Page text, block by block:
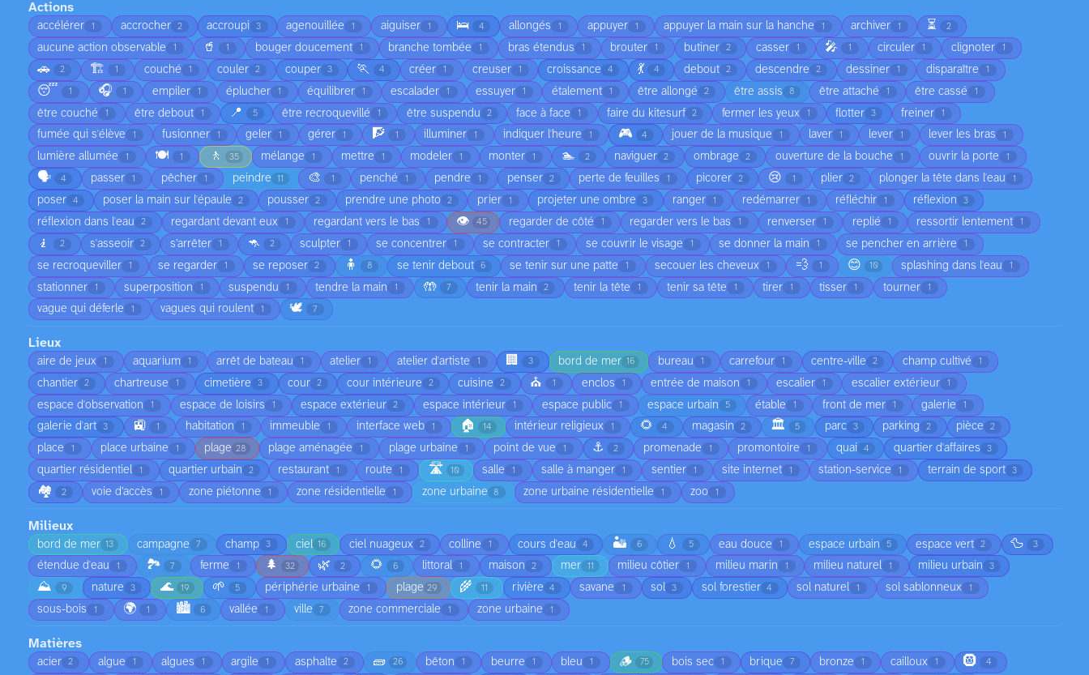
Actions
accélérer 1 accrocher 2 accroupi 3 agenouillée 1 aiguiser 1 🛌 4 allongés 1 appuyer 1 appuyer la main sur la hanche 1 archiver 1 ⏳ 2
aucune action observable 1 🥤 1 bouger doucement 1 branche tombée 1 bras étendus 1 brouter 1 butiner 2 casser 1 🎤 1 circuler 1 clignoter 1
🚗 2 🏗️ 1 couché 1 couler 2 couper 3 🏃 4 créer 1 creuser 1 croissance 4 💃 4 debout 2 descendre 2 dessiner 1 disparaître 1
😴 1 🎧 1 empiler 1 éplucher 1 équilibrer 1 escalader 1 essuyer 1 étalement 1 être allongé 2 être assis 8 être attaché 1 être cassé 1
être couché 1 être debout 1 📍 5 être recroquevillé 1 être suspendu 2 face à face 1 faire du kitesurf 2 fermer les yeux 1 flotter 3 freiner 1
fumée qui s'élève 1 fusionner 1 geler 1 gérer 1 🧗 1 illuminer 1 indiquer l'heure 1 🎮 4 jouer de la musique 1 laver 1 lever 1 lever les bras 1
lumière allumée 1 🍽️ 1 🚶 35 mélange 1 mettre 1 modeler 1 monter 1 🏊 2 naviguer 2 ombrage 2 ouverture de la bouche 1 ouvrir la porte 1
🗣️ 4 passer 1 pêcher 1 peindre 11 🎨 1 penché 1 pendre 1 penser 2 perte de feuilles 1 picorer 2 😢 1 plier 2 plonger la tête dans l'eau 1
poser 4 poser la main sur l'épaule 2 pousser 2 prendre une photo 2 prier 1 projeter une ombre 3 ranger 1 redémarrer 1 réfléchir 1 réflexion 3
réflexion dans l'eau 2 regardant devant eux 1 regardant vers le bas 1 👁️ 45 regarder de côté 1 regarder vers le bas 1 renverser 1 replié 1 ressortir lentement 1
🧎 2 s'asseoir 2 s’arrêter 1 🦘 2 sculpter 1 se concentrer 1 se contracter 1 se couvrir le visage 1 se donner la main 1 se pencher en arrière 1
se recroqueviller 1 se regarder 1 se reposer 2 🧍 8 se tenir debout 6 se tenir sur une patte 1 secouer les cheveux 1 💨 1 😊 10 splashing dans l'eau 1
stationner 1 superposition 1 suspendu 1 tendre la main 1 🤲 7 tenir la main 2 tenir la tête 1 tenir sa tête 1 tirer 1 tisser 1 tourner 1
vague qui déferle 1 vagues qui roulent 1 🕊️ 7
Lieux
aire de jeux 1 aquarium 1 arrêt de bateau 1 atelier 1 atelier d'artiste 1 🏢 3 bord de mer 16 bureau 1 carrefour 1 centre-ville 2 champ cultivé 1
chantier 2 chartreuse 1 cimetière 3 cour 2 cour intérieure 2 cuisine 2 ⛪ 1 enclos 1 entrée de maison 1 escalier 1 escalier extérieur 1
espace d'observation 1 espace de loisirs 1 espace extérieur 2 espace intérieur 1 espace public 1 espace urbain 5 étable 1 front de mer 1 galerie 1
galerie d'art 3 🚉 1 habitation 1 immeuble 1 interface web 1 🏠 14 intérieur religieux 1 🌻 4 magasin 2 🏛️ 5 parc 3 parking 2 pièce 2
place 1 place urbaine 1 plage 28 plage aménagée 1 plage urbaine 1 point de vue 1 ⚓ 2 promenade 1 promontoire 1 quai 4 quartier d'affaires 3
quartier résidentiel 1 quartier urbain 2 restaurant 1 route 1 🛣️ 10 salle 1 salle à manger 1 sentier 1 site internet 1 station-service 1 terrain de sport 3
🏘️ 2 voie d’accès 1 zone piétonne 1 zone résidentielle 1 zone urbaine 8 zone urbaine résidentielle 1 zoo 1
Milieux
bord de mer 13 campagne 7 champ 3 ciel 16 ciel nuageux 2 colline 1 cours d'eau 4 🏜️ 6 💧 5 eau douce 1 espace urbain 5 espace vert 2 🦆 3
étendue d'eau 1 🏞️ 7 ferme 1 🌲 32 🌿 2 🌻 6 littoral 1 maison 2 mer 11 milieu côtier 1 milieu marin 1 milieu naturel 1 milieu urbain 3
⛰️ 9 nature 3 🌊 19 🌱 5 périphérie urbaine 1 plage 29 🌾 11 rivière 4 savane 1 sol 3 sol forestier 4 sol naturel 1 sol sablonneux 1
sous-bois 1 🌍 1 🏙️ 6 vallée 1 ville 7 zone commerciale 1 zone urbaine 1
Matières
acier 2 algue 1 algues 1 argile 1 asphalte 2 🧱 26 bêton 1 beurre 1 bleu 1 🪵 75 bois sec 1 brique 7 bronze 1 cailloux 1 🛞 4